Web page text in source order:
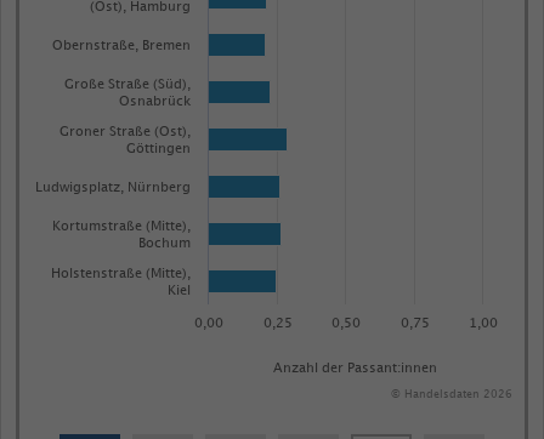
Anzahl der Passant:innen
Groner Straße (Ost),
Göttingen
(Ost), Hamburg
Obernstraße, Bremen
Große Straße (Süd),
Osnabrück
Ludwigsplatz, Nürnberg
Kortumstraße (Mitte),
Bochum
Holstenstraße (Mitte),
Kiel
0,00 0,25 0,50 0,75 1,00
© Handelsdaten 2026